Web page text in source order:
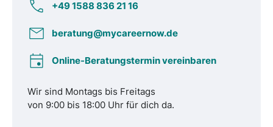
+49 1588 836 21 16
beratung@mycareernow.de
Online-Beratungstermin vereinbaren
Wir sind Montags bis Freitags
von 9:00 bis 18:00 Uhr für dich da.